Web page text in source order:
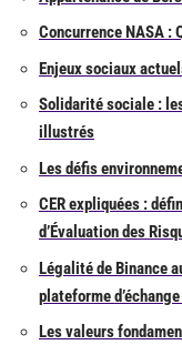
Concurrence NASA :
Enjeux sociaux
Solidarité sociale :
illustrés
Les défis
CER expliquées :
d’Évaluation des
Légalité de Binance
plateforme
Les valeurs